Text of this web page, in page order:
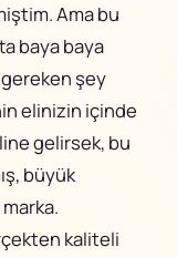
Ama bu
baya baya
gereken şey
elinizin içinde
gelirsek, bu
büyük
kaliteli